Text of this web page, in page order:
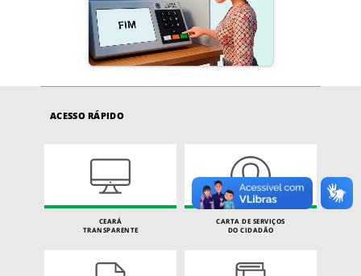
ACESSO RÁPIDO
CEARÁ
TRANSPARENTE
CARTA DE SERVIÇOS
DO CIDADÃO